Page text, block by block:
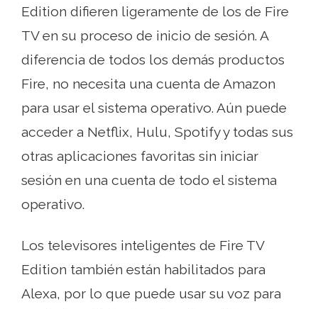
Edition difieren ligeramente de los de Fire
TV en su proceso de inicio de sesión. A
diferencia de todos los demás productos
Fire, no necesita una cuenta de Amazon
para usar el sistema operativo. Aún puede
acceder a Netflix, Hulu, Spotify y todas sus
otras aplicaciones favoritas sin iniciar
sesión en una cuenta de todo el sistema
operativo.
Los televisores inteligentes de Fire TV
Edition también están habilitados para
Alexa, por lo que puede usar su voz para